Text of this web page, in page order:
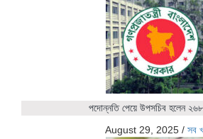
পদোন্নতি পেয়ে উপসচিব হলেন ২৬৮
August 29, 2025 / সব